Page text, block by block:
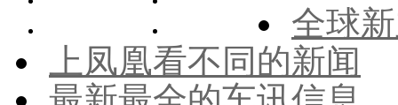
全球
上凤凰看不同的新闻